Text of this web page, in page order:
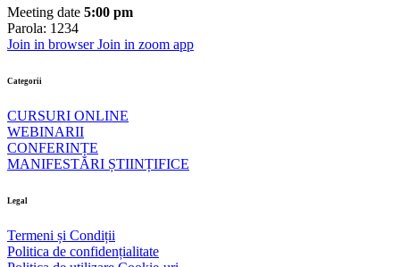
Meeting date 5:00 pm
Parola: 1234
Join in browserJoin in zoom app
Categorii
CURSURI ONLINE
WEBINARII
CONFERINȚE
MANIFESTĂRI ȘTIINȚIFICE
Legal
Termeni și Condiții
Politica de confidențialitate